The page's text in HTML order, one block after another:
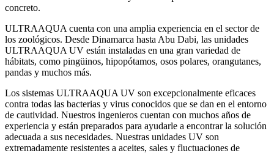
concreto.
ULTRAAQUA cuenta con una amplia experiencia en el sector de
los zoológicos. Desde Dinamarca hasta Abu Dabi, las unidades
ULTRAAQUA UV están instaladas en una gran variedad de
hábitats, como pingüinos, hipopótamos, osos polares, orangutanes,
pandas y muchos más.
Los sistemas ULTRAAQUA UV son excepcionalmente eficaces
contra todas las bacterias y virus conocidos que se dan en el entorno
de cautividad. Nuestros ingenieros cuentan con muchos años de
experiencia y están preparados para ayudarle a encontrar la solución
adecuada a sus necesidades. Nuestras unidades UV son
extremadamente resistentes a aceites, sales y fluctuaciones de